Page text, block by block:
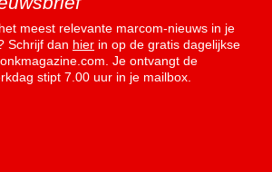
meest relevante marcom-nieuws in je
Schrijf dan hier in op de gratis dagelijkse
Je ontvangt de
stipt 7.00 uur in je mailbox.